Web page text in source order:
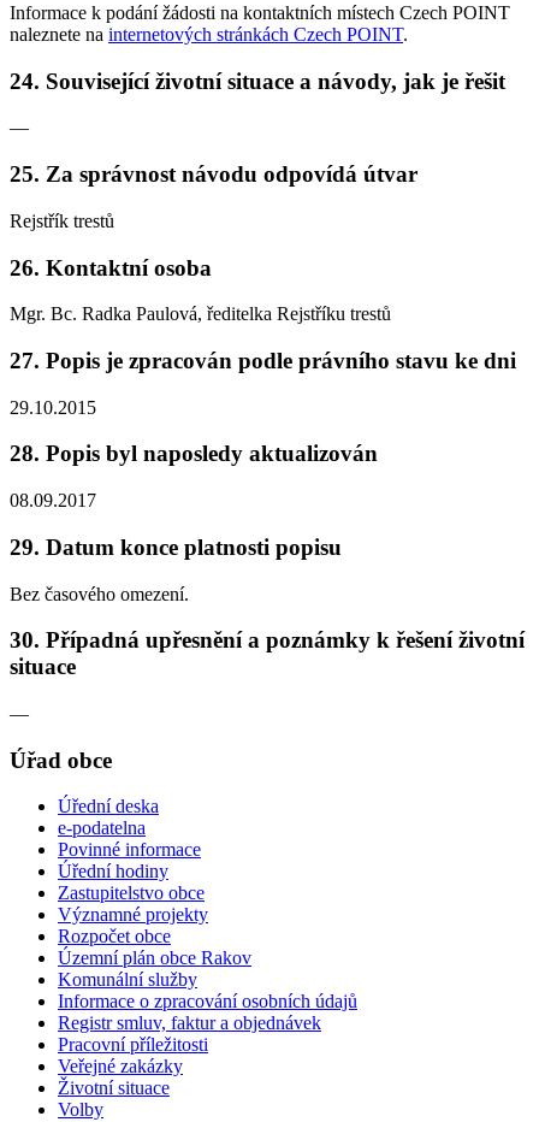
Informace k podání žádosti na kontaktních místech Czech POINT
naleznete na internetových stránkách Czech POINT.
24. Související životní situace a návody, jak je řešit
—
25. Za správnost návodu odpovídá útvar
Rejstřík trestů
26. Kontaktní osoba
Mgr. Bc. Radka Paulová, ředitelka Rejstříku trestů
27. Popis je zpracován podle právního stavu ke dni
29.10.2015
28. Popis byl naposledy aktualizován
08.09.2017
29. Datum konce platnosti popisu
Bez časového omezení.
30. Případná upřesnění a poznámky k řešení životní
situace
—
Úřad obce
Úřední deska
e-podatelna
Povinné informace
Úřední hodiny
Zastupitelstvo obce
Významné projekty
Rozpočet obce
Územní plán obce Rakov
Komunální služby
Informace o zpracování osobních údajů
Registr smluv, faktur a objednávek
Pracovní příležitosti
Veřejné zakázky
Životní situace
Volby